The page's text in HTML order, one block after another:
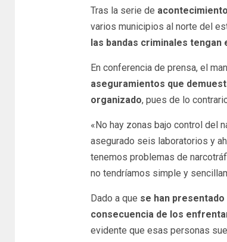
Tras la serie de
varios municipios al norte del
las bandas criminales
En conferencia de prensa, el
aseguramientos que
organizado, pues de lo
«No hay zonas bajo control del
asegurado seis laboratorios y
tenemos problemas de
no tendríamos simple y
Dado a que se han
consecuencia de los
evidente que esas personas